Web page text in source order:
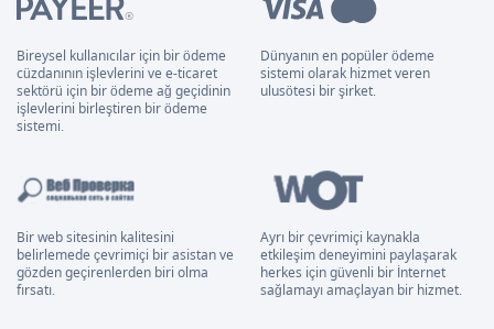
Bireysel kullanıcılar için bir ödeme
cüzdanının işlevlerini ve e-ticaret
sektörü için bir ödeme ağ geçidinin
işlevlerini birleştiren bir ödeme
sistemi.
Dünyanın en popüler ödeme
sistemi olarak hizmet veren
ulusötesi bir şirket.
Bir web sitesinin kalitesini
belirlemede çevrimiçi bir asistan ve
gözden geçirenlerden biri olma
fırsatı.
Ayrı bir çevrimiçi kaynakla
etkileşim deneyimini paylaşarak
herkes için güvenli bir İnternet
sağlamayı amaçlayan bir hizmet.